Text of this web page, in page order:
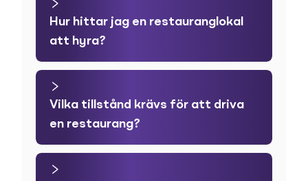
Hur hittar jag en restauranglokal
att hyra?
Vilka tillstånd krävs för att driva
en restaurang?